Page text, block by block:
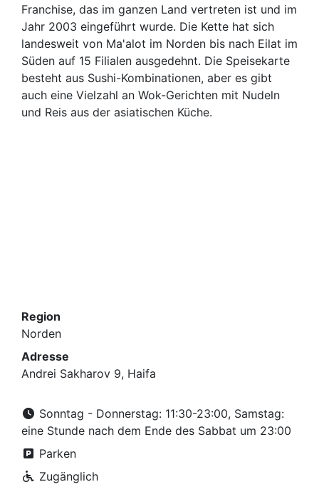
Franchise, das im ganzen Land vertreten ist und im
Jahr 2003 eingeführt wurde. Die Kette hat sich
landesweit von Ma'alot im Norden bis nach Eilat im
Süden auf 15 Filialen ausgedehnt. Die Speisekarte
besteht aus Sushi-Kombinationen, aber es gibt
auch eine Vielzahl an Wok-Gerichten mit Nudeln
und Reis aus der asiatischen Küche.
Region
Norden
Adresse
Andrei Sakharov 9, Haifa
Sonntag - Donnerstag: 11:30-23:00, Samstag:
eine Stunde nach dem Ende des Sabbat um 23:00
Parken
Zugänglich